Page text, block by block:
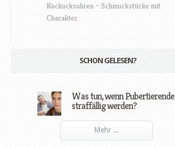
Kuckucksuhren – Schmuckstücke mit
Charakter
SCHON GELESEN?
Was tun, wenn Pubertierende
straffällig werden?
Mehr ...